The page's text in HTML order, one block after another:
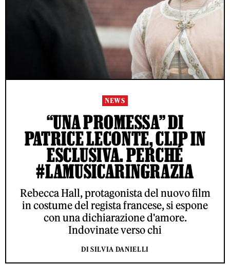
NEWS
“UNA PROMESSA” DI
PATRICE LECONTE, CLIP IN
ESCLUSIVA. PERCHÉ
#LAMUSICARINGRAZIA
Rebecca Hall, protagonista del nuovo film
in costume del regista francese, si espone
con una dichiarazione d'amore.
Indovinate verso chi
DI SILVIA DANIELLI